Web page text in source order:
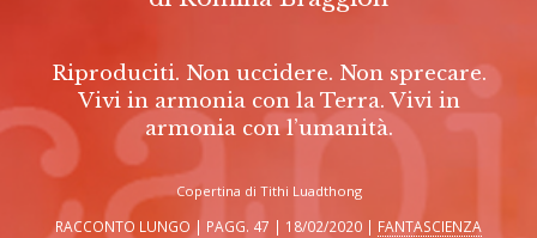
Riproduciti. Non uccidere. Non sprecare.
Vivi in armonia con la Terra. Vivi in
armonia con l’umanità.
Copertina di Tithi Luadthong
RACCONTO LUNGO | PAGG. 47 | 18/02/2020 | FANTASCIENZA